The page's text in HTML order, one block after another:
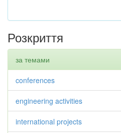
Розкриття
за темами
conferences
engineering activities
international projects